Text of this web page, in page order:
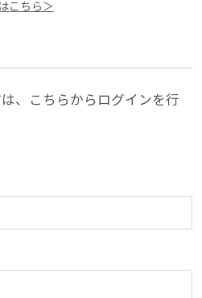
こちら＞
、こちらからログインを行